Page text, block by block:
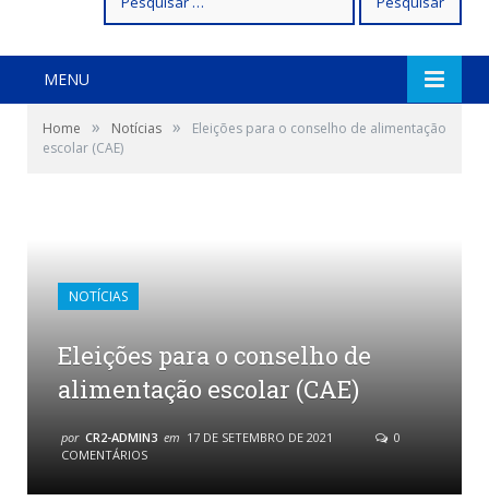
por:
MENU
Home » Notícias »
Eleições para o conselho de alimentação
escolar (CAE)
NOTÍCIAS
Eleições para o conselho de
alimentação escolar (CAE)
por CR2-ADMIN3 em 17 DE SETEMBRO DE 2021
0
COMENTÁRIOS